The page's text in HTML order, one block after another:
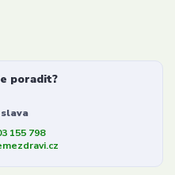
poradit?
155 798